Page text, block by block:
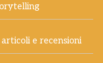
e recensioni